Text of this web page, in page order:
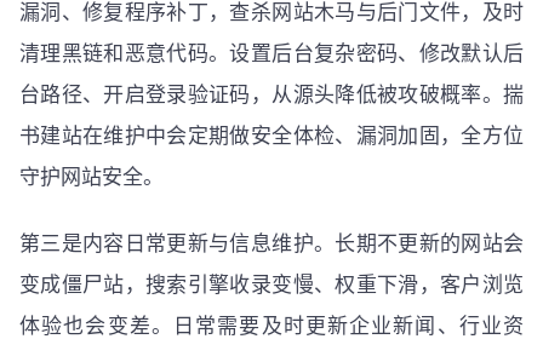
漏洞、修复程序补丁，查杀网站木马与后门文件，及时
清理黑链和恶意代码。设置后台复杂密码、修改默认后
台路径、开启登录验证码，从源头降低被攻破概率。揣
书建站在维护中会定期做安全体检、漏洞加固，全方位
守护网站安全。
第三是内容日常更新与信息维护。长期不更新的网站会
变成僵尸站，搜索引擎收录变慢、权重下滑，客户浏览
体验也会变差。日常需要及时更新企业新闻、行业资